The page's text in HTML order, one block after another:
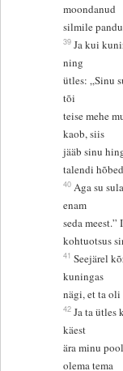
moondanud
silmile
39 Ja kui
ning
ütles: „Sinu
tõi
teise mehe
kaob, siis
jääb sinu
talendi
40 Aga su
enam
seda
kohtuotsus
41 Seejärel
kuningas
nägi, et ta
42 Ja ta ütles
käest
ära minu
olema tema